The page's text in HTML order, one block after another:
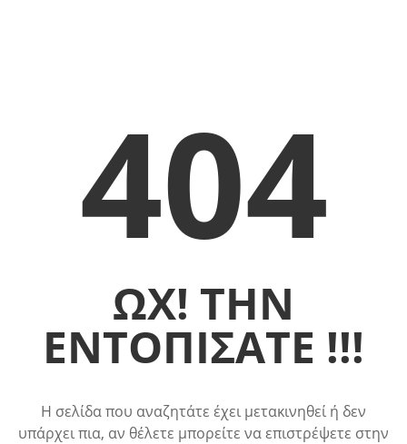
404
ΩΧ! ΤΗΝ
ΕΝΤΟΠΙΣΑΤΕ !!!
Η σελίδα που αναζητάτε έχει μετακινηθεί ή δεν
υπάρχει πια, αν θέλετε μπορείτε να επιστρέψετε στην